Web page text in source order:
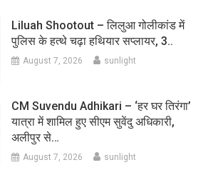
Liluah Shootout – लिलुआ गोलीकांड में
पुलिस के हत्थे चढ़ा हथियार सप्लायर, 3..
August 7, 2026 sunlight
CM Suvendu Adhikari – ‘हर घर तिरंगा’
यात्रा में शामिल हुए सीएम सुवेंदु अधिकारी,
अलीपुर से…
August 7, 2026 sunlight